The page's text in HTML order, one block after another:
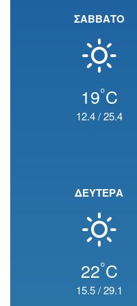
ΣΑΒΒΑΤΟ
19°C
12.4/25.4
ΔΕΥΤΕΡΑ
22°C
15.5/29.1